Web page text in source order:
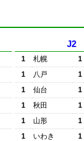
J2
1 札幌
1
1
八戸
1
1
仙台
1
1
秋田
1
1
山形
1
1
いわき
1